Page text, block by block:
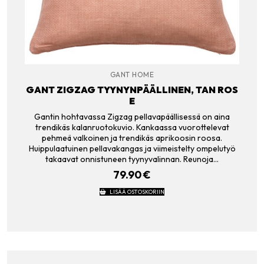
GANT HOME
GANT ZIGZAG TYYNYNPÄÄLLINEN, TAN ROS
E
Gantin hohtavassa Zigzag pellavapäällisessä on aina
trendikäs kalanruotokuvio. Kankaassa vuorottelevat
pehmeä valkoinen ja trendikäs aprikoosin roosa.
Huippulaatuinen pellavakangas ja viimeistelty ompelutyö
takaavat onnistuneen tyynyvalinnan. Reunoja…
79.90€
LISÄÄ OSTOSKORIIN